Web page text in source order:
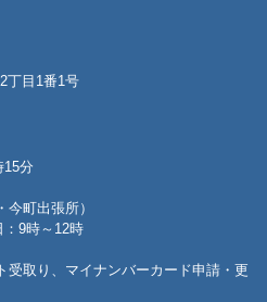
丁目1番1号
分
町出張所）
9時～12時
受取り、マイナンバーカード申請・更